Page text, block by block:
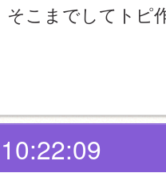
そこまでしてトピ